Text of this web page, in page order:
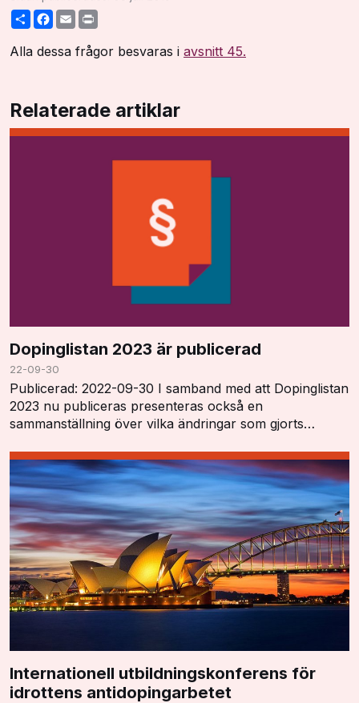
ShareFacebook
Email
Alla dessa frågor besvaras i avsnitt 45.
Relaterade artiklar
Dopinglistan 2023 är publicerad
22-09-30
Publicerad: 2022-09-30 I samband med att Dopinglistan
2023 nu publiceras presenteras också en
sammanställning över vilka ändringar som gjorts
Notes". …
Internationell utbildningskonferens för
idrottens antidopingarbetet